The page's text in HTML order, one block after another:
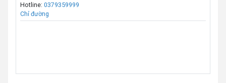
Hotline: 0379359999
Chỉ đường